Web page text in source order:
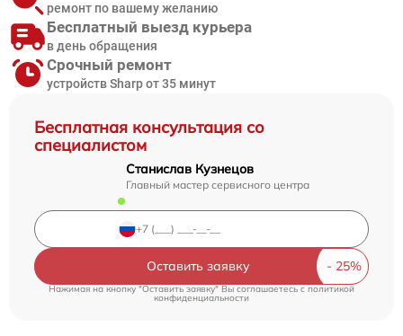
Бесплатная консультация со
специалистом
Станислав Кузнецов
Главный мастер сервисного центра
Оставить заявку
Нажимая на кнопку "Оставить заявку" Вы соглашаетесь cполитикой
конфиденциальности
ремонт по вашему желанию
Бесплатный выезд курьера
в день обращения
Срочный ремонт
устройств Sharp от 35 минут